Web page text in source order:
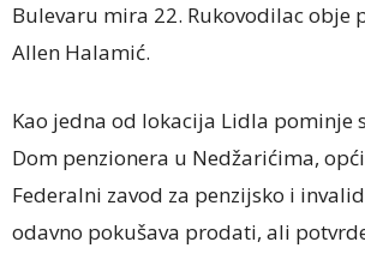
Bulevaru mira 22. Rukovodilac obje
Allen Halamić.
Kao jedna od lokacija Lidla pominje
Dom penzionera u Nedžarićima,
Federalni zavod za penzijsko i
odavno pokušava prodati, ali